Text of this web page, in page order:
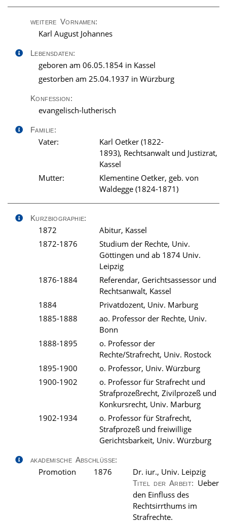
weitere Vornamen:
Karl August Johannes
Lebensdaten:
geboren am 06.05.1854 in Kassel
gestorben am 25.04.1937 in Würzburg
Konfession:
evangelisch-lutherisch
Familie:
Vater:
Karl Oetker (1822-
1893), Rechtsanwalt und Justizrat,
Kassel
Mutter:
Klementine Oetker, geb. von
Waldegge (1824-1871)
Kurzbiographie:
1872
Abitur, Kassel
1872-1876
Studium der Rechte, Univ.
Göttingen und ab 1874 Univ.
Leipzig
1876-1884
Referendar, Gerichtsassessor und
Rechtsanwalt, Kassel
1884
Privatdozent, Univ. Marburg
1885-1888
ao. Professor der Rechte, Univ.
Bonn
1888-1895
o. Professor der
Rechte/Strafrecht, Univ. Rostock
1895-1900
o. Professor, Univ. Würzburg
1900-1902
o. Professor für Strafrecht und
Strafprozeßrecht, Zivilprozeß und
Konkursrecht, Univ. Marburg
1902-1934
o. Professor für Strafrecht,
Strafprozeß und freiwillige
Gerichtsbarkeit, Univ. Würzburg
akademische Abschlüsse:
Promotion 1876 Dr. iur., Univ. Leipzig
Titel der Arbeit: Ueber
den Einfluss des
Rechtsirrthums im
Strafrechte.